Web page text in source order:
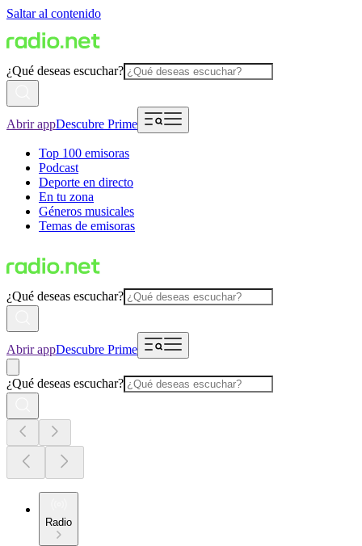
Saltar al contenido
¿Qué deseas escuchar?
Abrir appDescubre Prime
Top 100 emisoras
Podcast
Deporte en directo
En tu zona
Géneros musicales
Temas de emisoras
¿Qué deseas escuchar?
Abrir appDescubre Prime
¿Qué deseas escuchar?
Radio